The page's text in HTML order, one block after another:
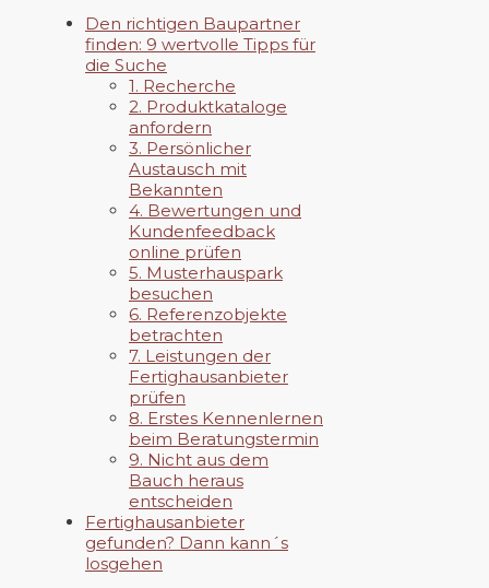
Den richtigen Baupartner
finden: 9 wertvolle Tipps für
die Suche
1. Recherche
2. Produktkataloge
anfordern
3. Persönlicher
Austausch mit
Bekannten
4. Bewertungen und
Kundenfeedback
online prüfen
5. Musterhauspark
besuchen
6. Referenzobjekte
betrachten
7. Leistungen der
Fertighausanbieter
prüfen
8. Erstes Kennenlernen
beim Beratungstermin
9. Nicht aus dem
Bauch heraus
entscheiden
Fertighausanbieter
gefunden? Dann kann´s
losgehen